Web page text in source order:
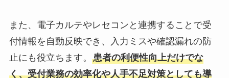
また、電子カルテやレセコンと連携することで受
付情報を自動反映でき、入力ミスや確認漏れの防
止にも役立ちます。 患者の利便性向上だけでな
く、受付業務の効率化や人手不足対策としても導